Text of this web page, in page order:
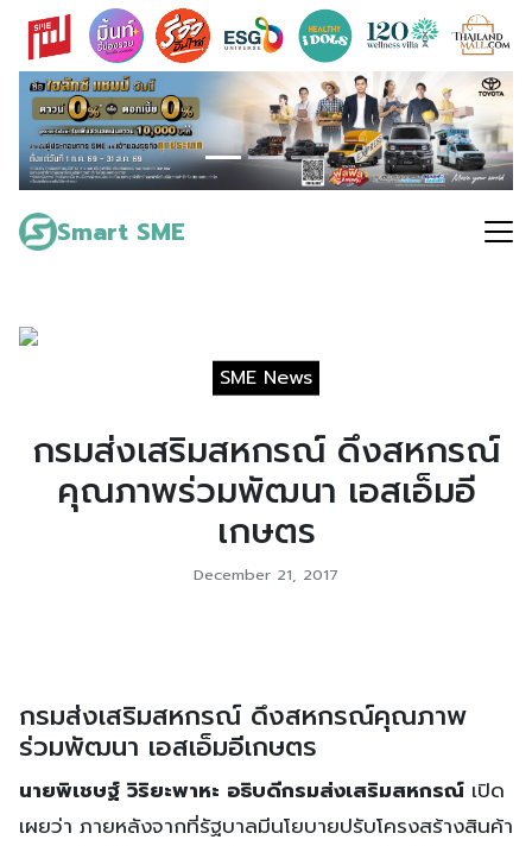
Skip
content
Smart SME
Search
for:
SME News
กรมส่งเสริมสหกรณ์ ดึงสหกรณ์
คุณภาพร่วมพัฒนา เอสเอ็มอี
เกษตร
December 21, 2017
กรมส่งเสริมสหกรณ์ ดึงสหกรณ์คุณภาพ
ร่วมพัฒนา เอสเอ็มอีเกษตร
นายพิเชษฐ์ วิริยะพาหะ อธิบดีกรมส่งเสริมสหกรณ์ เปิด
เผยว่า ภายหลังจากที่รัฐบาลมีนโยบายปรับโครงสร้างสินค้า